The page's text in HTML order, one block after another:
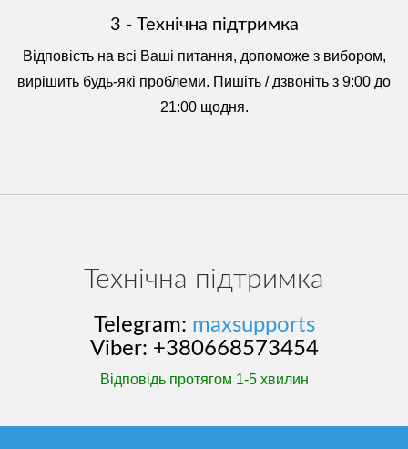
3 - Технічна підтримка
Відповість на всі Ваші питання, допоможе з вибором,
вирішить будь-які проблеми. Пишіть / дзвоніть з 9:00 до
21:00 щодня.
Технічна підтримка
Telegram: maxsupports
Viber: +380668573454
Відповідь протягом 1-5 хвилин